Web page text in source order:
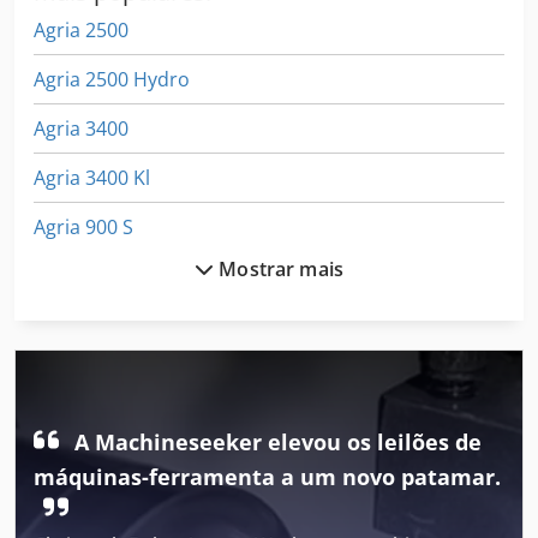
Agria 2500
Agria 2500 Hydro
Agria 3400
Agria 3400 Kl
Agria 900 S
Jcb 2115
Jcb 2135
Jcb 214
Mostrar mais
A Machineseeker elevou os leilões de
máquinas-ferramenta a um novo patamar.